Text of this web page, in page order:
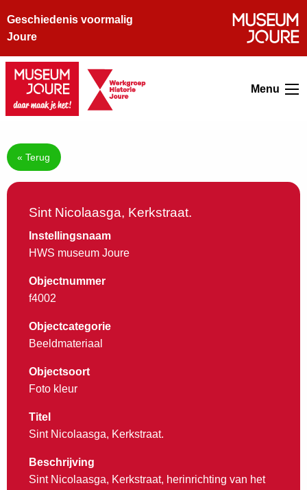
Geschiedenis voormalig
Joure
Menu
« Terug
Sint Nicolaasga, Kerkstraat.
Instellingsnaam
HWS museum Joure
Objectnummer
f4002
Objectcategorie
Beeldmateriaal
Objectsoort
Foto kleur
Titel
Sint Nicolaasga, Kerkstraat.
Beschrijving
Sint Nicolaasga, Kerkstraat, herinrichting van het